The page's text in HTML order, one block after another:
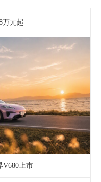
万元起
V680上市